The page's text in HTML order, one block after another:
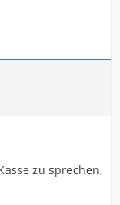
zu sprechen,